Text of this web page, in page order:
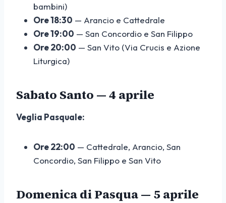
bambini)
Ore 18:30 — Arancio e Cattedrale
Ore 19:00 — San Concordio e San Filippo
Ore 20:00 — San Vito (Via Crucis e Azione
Liturgica)
Sabato Santo — 4 aprile
Veglia Pasquale:
Ore 22:00 — Cattedrale, Arancio, San
Concordio, San Filippo e San Vito
Domenica di Pasqua — 5 aprile